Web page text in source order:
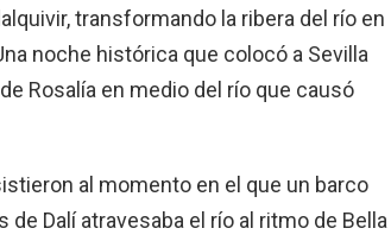
transformando la ribera del río en
noche histórica que colocó a Sevilla
Rosalía en medio del río que causó
al momento en el que un barco
Dalí atravesaba el río al ritmo de Bella